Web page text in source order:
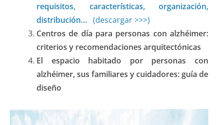
requisitos, características, organización,
distribución… (descargar >>>)
Centros de día para personas con alzhéimer:
criterios y recomendaciones arquitectónicas
El espacio habitado por personas con
alzhéimer, sus familiares y cuidadores: guía de
diseño